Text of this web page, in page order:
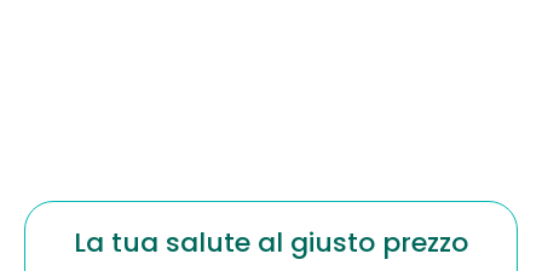
La tua salute al giusto prezzo